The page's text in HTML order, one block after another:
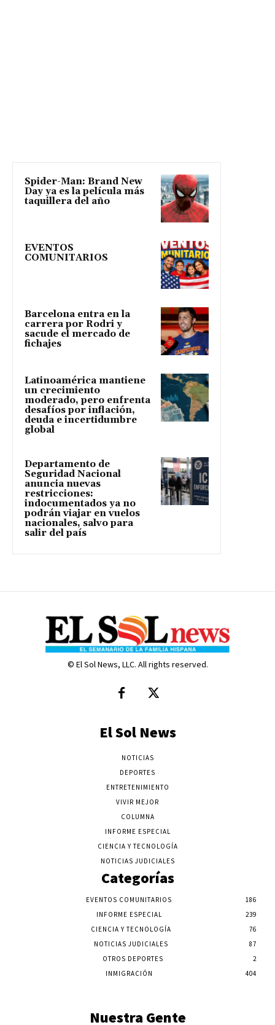
Spider-Man: Brand New
Day ya es la película más
taquillera del año
EVENTOS
COMUNITARIOS
Barcelona entra en la
carrera por Rodri y
sacude el mercado de
fichajes
Latinoamérica mantiene
un crecimiento
moderado, pero enfrenta
desafíos por inflación,
deuda e incertidumbre
global
Departamento de
Seguridad Nacional
anuncia nuevas
restricciones:
indocumentados ya no
podrán viajar en vuelos
nacionales, salvo para
salir del país
© El Sol News, LLC. All rights reserved.
El Sol News
NOTICIAS
DEPORTES
ENTRETENIMIENTO
VIVIR MEJOR
COLUMNA
INFORME ESPECIAL
CIENCIA Y TECNOLOGÍA
NOTICIAS JUDICIALES
Categorías
EVENTOS COMUNITARIOS
186
INFORME ESPECIAL
239
CIENCIA Y TECNOLOGÍA
76
NOTICIAS JUDICIALES
87
OTROS DEPORTES
2
INMIGRACIÓN
404
Nuestra Gente